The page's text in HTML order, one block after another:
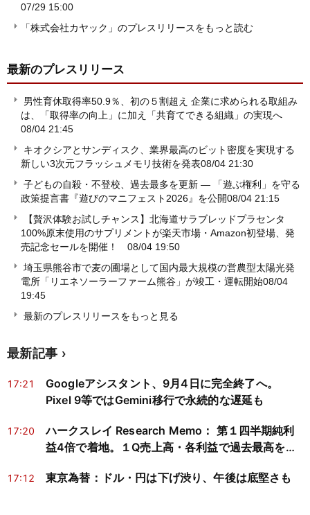
07/29 15:00
「株式会社カヤック」のプレスリリースをもっと読む
最新のプレスリリース
男性育休取得率50.9％、初の５割超え 企業に求められる取組み
は、「取得率の向上」に加え「共育てできる組織」の実現へ
08/04 21:45
キオクシアとサンディスク、業界最高のビット密度を実現する
新しい3次元フラッシュメモリ技術を発表08/04 21:30
子どもの自殺・不登校、過去最多を更新 ― 「遊ぶ権利」を守る
政策提言書『遊びのマニフェスト2026』を公開08/04 21:15
【贅沢体験お試しチャンス】北海道サラブレッドプラセンタ
100%原末使用のサプリメントが楽天市場・Amazon初登場、発
売記念セールを開催！ 08/04 19:50
埼玉県熊谷市で麦の圃場として国内最大規模の営農型太陽光発
電所「リエネソーラーファーム熊谷」が竣工・運転開始08/04
19:45
最新のプレスリリースをもっと見る
最新記事
17:21
Googleアシスタント、9月4日に完全終了へ。
Pixel 9等ではGemini移行で永続的な遅延も
17:20
ハークスレイ Research Memo： 第１四半期純利
益4倍で着地。１Q売上高・各利益で過去最高を更
17:12 東京為替：ドル・円は下げ渋り、午後は底堅さも